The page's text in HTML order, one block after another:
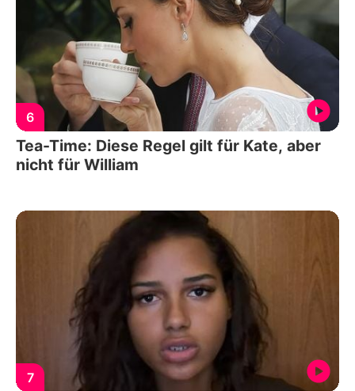
6
Tea-Time: Diese Regel gilt für Kate, aber
nicht für William
7